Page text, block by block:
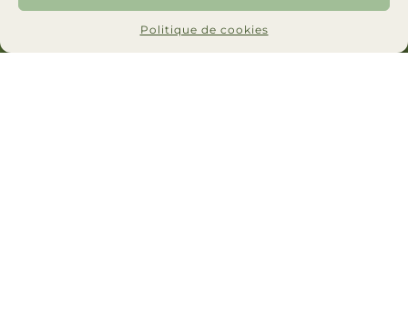
Politique de cookies
City, Quebec G2E 5E8